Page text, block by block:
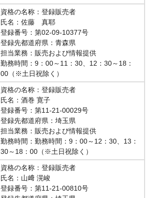
資格の名称：登録販売者
氏名：佐藤 真耶
登録番号：第02-09-10377号
登録先都道府県：青森県
担当業務：販売および情報提供
勤務時間：9：00～11：30、12：30～18：
00（※土日祝除く）
資格の名称：登録販売者
氏名：酒巻 寛子
登録番号：第11-21-00029号
登録先都道府県：埼玉県
担当業務：販売および情報提供
勤務時間：勤務時間：9：00～12：30、13：
30～18：00（※土日祝除く）
資格の名称：登録販売者
氏名：山﨑 滉峻
登録番号：第11-21-00810号